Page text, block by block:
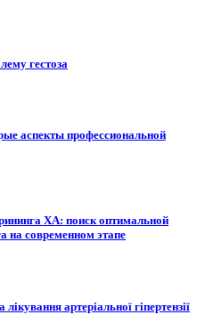
гестоза
аспекты профессиональной
ХА: поиск оптимальной
на современном этапе
артеріальної гіпертензії